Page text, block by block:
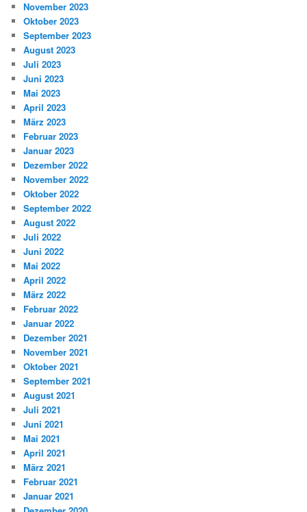
November 2023
Oktober 2023
September 2023
August 2023
Juli 2023
Juni 2023
Mai 2023
April 2023
März 2023
Februar 2023
Januar 2023
Dezember 2022
November 2022
Oktober 2022
September 2022
August 2022
Juli 2022
Juni 2022
Mai 2022
April 2022
März 2022
Februar 2022
Januar 2022
Dezember 2021
November 2021
Oktober 2021
September 2021
August 2021
Juli 2021
Juni 2021
Mai 2021
April 2021
März 2021
Februar 2021
Januar 2021